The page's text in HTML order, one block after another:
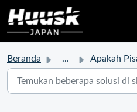
Beranda ... Apakah Pisau Huusk